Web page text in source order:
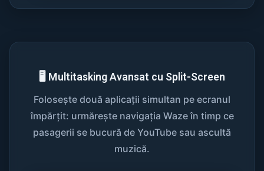
🖥️ Multitasking Avansat cu Split-Screen
Folosește două aplicații simultan pe ecranul
împărțit: urmărește navigația Waze în timp ce
pasagerii se bucură de YouTube sau ascultă
muzică.